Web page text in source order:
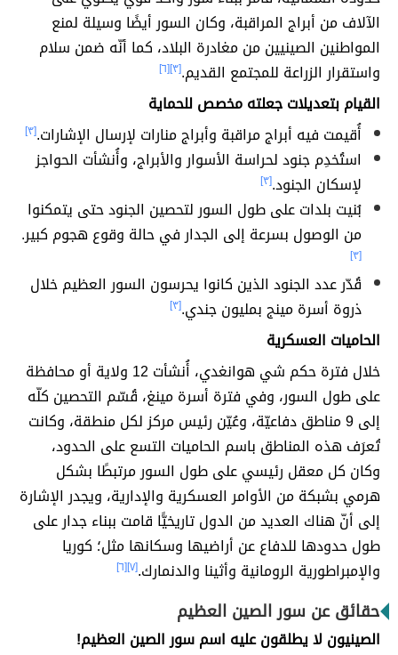
الآلاف من أبراج المراقبة، وكان السور أيضًا وسيلة لمنع
المواطنين الصينيين من مغادرة البلاد، كما أنّه ضمن سلام
واستقرار الزراعة للمجتمع القديم.[٣] [٦]
القيام بتعديلات جعلته مخصص للحماية
أُقيمت فيه أبراج مراقبة وأبراج منارات لإرسال الإشارات.[٣]
استُخدِم جنود لحراسة الأسوار والأبراج، وأُنشأت الحواجز
لإسكان الجنود.[٣]
بُنيت بلدات على طول السور لتحصين الجنود حتى يتمكنوا
من الوصول بسرعة إلى الجدار في حالة وقوع هجوم كبير.
[٣]
قُدّر عدد الجنود الذين كانوا يحرسون السور العظيم خلال
ذروة أسرة مينج بمليون جندي.[٣]
الحاميات العسكرية
خلال فترة حكم شي هوانغدي، أُنشأت 12 ولاية أو محافظة
على طول السور، وفي فترة أسرة مينغ، قُسّم التحصين كلّه
إلى 9 مناطق دفاعيّة، وعُيّن رئيس مركز لكل منطقة، وكانت
تُعرَف هذه المناطق باسم الحاميات التسع على الحدود،
وكان كل معقل رئيسي على طول السور مرتبطًا بشكل
هرمي بشبكة من الأوامر العسكرية والإدارية، ويجدر الإشارة
إلى أنّ هناك العديد من الدول تاريخيًّا قامت ببناء جدار على
طول حدودها للدفاع عن أراضيها وسكانها مثل؛ كوريا
والإمبراطورية الرومانية وأثينا والدنمارك.[٧] [٦]
حقائق عن سور الصين العظيم
الصينيون لا يطلقون عليه اسم سور الصين العظيم!